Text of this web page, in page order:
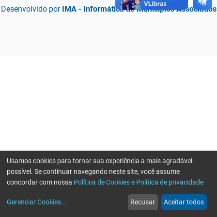
Desenvolvido por IMA - Informática de Municípios Associados
web
Notícias
more_horiz
Mais
Usamos cookies para tornar sua experiência a mais agradável
possível. Se continuar navegando neste site, você assume
concordar com nossa Política de Cookies e Política de privacidade
Gerenciar Cookies... Recusar Aceitar todos
Erro ao enviar informações, por favor tente novamente